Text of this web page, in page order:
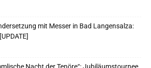
mit Messer in Bad Langensalza: